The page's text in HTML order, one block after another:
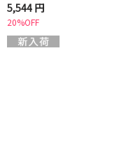
5,544 円
20%OFF